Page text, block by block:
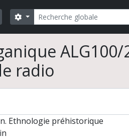
Rechercher
Search options
radio
Ethnologie préhistorique